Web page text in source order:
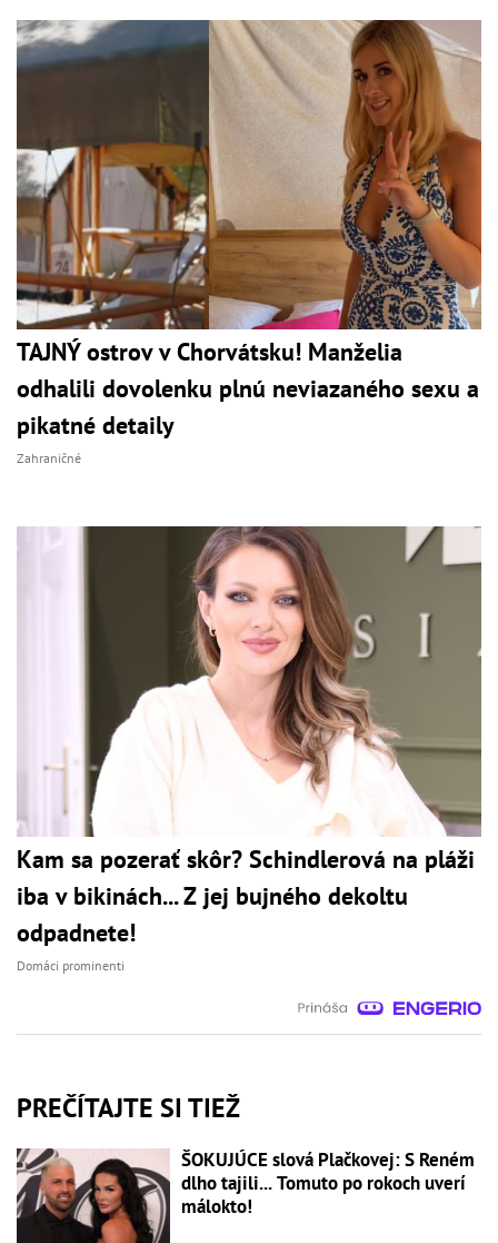
TAJNÝ ostrov v Chorvátsku! Manželia
odhalili dovolenku plnú neviazaného sexu a
pikatné detaily
Zahraničné
Kam sa pozerať skôr? Schindlerová na pláži
iba v bikinách... Z jej bujného dekoltu
odpadnete!
Domáci prominenti
PREČÍTAJTE SI TIEŽ
ŠOKUJÚCE slová Plačkovej: S Reném
dlho tajili... Tomuto po rokoch uverí
málokto!